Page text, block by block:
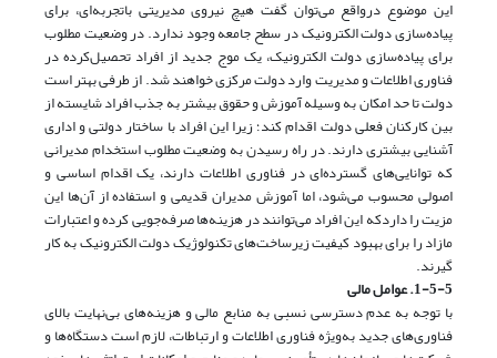
این موضوع درواقع می‌توان گفت هیچ نیروی مدیریتی با‌تجربه‌ای، برای
پیاده‌سازی دولت الکترونیک در سطح جامعه وجود ندارد. در وضعیت مطلوب
برای پیاده‌سازی دولت الکترونیک، یک موج جدید از افراد تحصیل‌کرده در
فناوری اطلاعات و مدیریت وارد دولت مرکزی خواهند شد. از طرفی بهتر است
دولت تا حد امکان به وسیله آموزش و حقوق بیشتر به جذب افراد شایسته از
بین کارکنان فعلی دولت اقدام کند؛ زیرا این افراد با ساختار دولتی و اداری
آشنایی بیشتری دارند. در راه رسیدن به وضعیت مطلوب استخدام مدیرانی
که توانایی‌های گسترده‌ای در فناوری اطلاعات دارند، یک اقدام اساسی و
اصولی محسوب می‌شود، اما آموزش مدیران قدیمی و استفاده از آن‌ها این
مزیت را داردکه این افراد می‌توانند در هزینه‌ها صرفه‌جویی کرده و اعتبارات
مازاد را برای بهبود کیفیت زیرساخت‌های تکنولوژیک دولت الکترونیک به کار
گیرند.
1-5-5. عوامل مالی
با توجه به عدم دسترسی نسبی به منابع مالی و هزینه‌های بی‌نهایت بالای
فناوری‌های جدید به‌ویژه فناوری اطلاعات و ارتباطات، لازم است دستگاه‌ها و